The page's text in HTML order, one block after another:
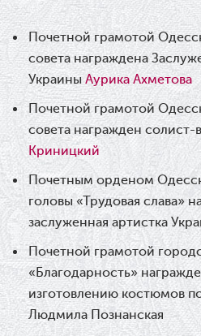
01.06.2026
Дякуємо за свято!
01.06.2026
Графік роботи каси
31.05.2026
Ювілей Олени
30.05.2026
Ювілей Станіслава
28.05.2026
Почетной грамотой
совета награждена
Украины Аурика Ахметова
Почетной грамотой
совета награжден солист-
Криницкий
Почетным орденом
головы «Трудовая слава»
заслуженная артистка
Почетной грамотой
«Благодарность»
изготовлению костюмов
Людмила Познанская